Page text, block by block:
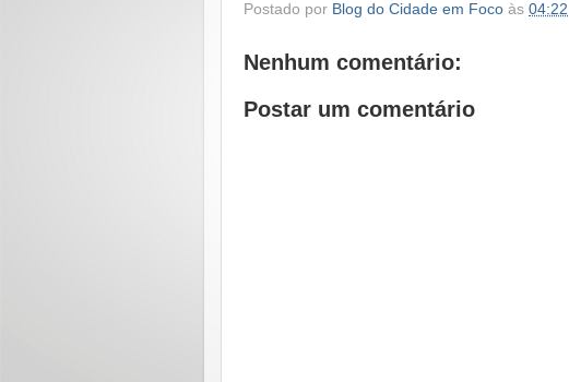
Postado por Blog do Cidade em Foco às 04:22
Nenhum comentário:
Postar um comentário